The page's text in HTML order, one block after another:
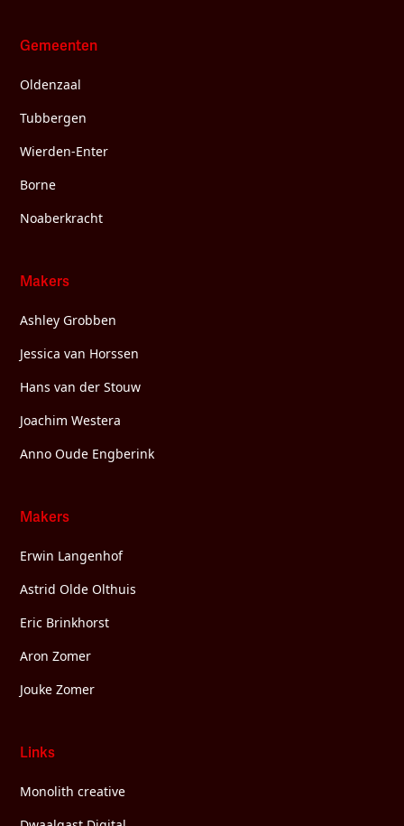
Gemeenten
Oldenzaal
Tubbergen
Wierden-Enter
Borne
Noaberkracht
Makers
Ashley Grobben
Jessica van Horssen
Hans van der Stouw
Joachim Westera
Anno Oude Engberink
Makers
Erwin Langenhof
Astrid Olde Olthuis
Eric Brinkhorst
Aron Zomer
Jouke Zomer
Links
Monolith creative